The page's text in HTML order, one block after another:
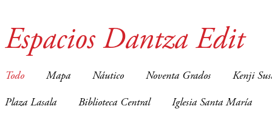
Espacios Dantza Edit
Todo Mapa Náutico Noventa Grados Kenji
Plaza Lasala Biblioteca Central Iglesia Santa María